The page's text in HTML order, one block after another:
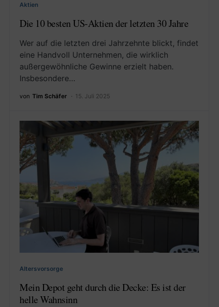
Aktien
Die 10 besten US-Aktien der letzten 30 Jahre
Wer auf die letzten drei Jahrzehnte blickt, findet
eine Handvoll Unternehmen, die wirklich
außergewöhnliche Gewinne erzielt haben.
Insbesondere…
von Tim Schäfer 15. Juli 2025
Altersvorsorge
Mein Depot geht durch die Decke: Es ist der
helle Wahnsinn